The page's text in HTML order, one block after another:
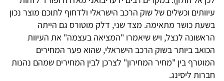
עיוותים וכשלים של שוק הרכב הישראלי ולדחוף לתוכם מוצר נכון
בשעת כושר מתאימה. מצד שני, דלק מוטורס גם הייתה
הראשונה לנצל, ויש שיאמרו "המציאה בעצמה" את העיוות
הכואב ביותר בשוק הרכב הישראלי, שהוא פער המחירים
המוטרף בין "מחיר המחירון" לצרכן לבין המחירים שמהם נהנות
חברות ליסינג.